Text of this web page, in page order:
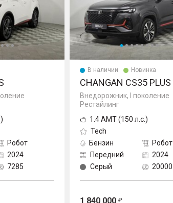
Робот
2024
7285
В наличии Новинка
CHANGAN CS35 PLUS
Внедорожник, I поколение
Рестайлинг
1.4 AMT (150 л.с.)
Tech
Бензин
Робот
Передний
2024
Серый
20000
1 840 000